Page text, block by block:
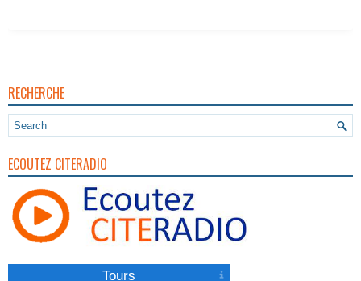
RECHERCHE
ECOUTEZ CITERADIO
Tours